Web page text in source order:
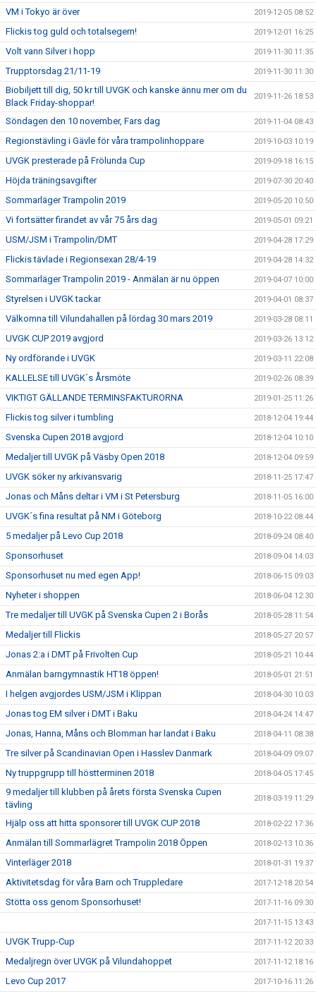
VM i Tokyo är över 2019-12-05 08:52
Flickis tog guld och totalsegern! 2019-12-01 16:25
Volt vann Silver i hopp 2019-11-30 11:35
Trupptorsdag 21/11-19 2019-11-30 11:30
Biobiljett till dig, 50 kr till UVGK och kanske ännu mer om du
Black Friday-shoppar!
2019-11-26 18:53
Söndagen den 10 november, Fars dag 2019-11-04 08:43
Regionstävling i Gävle för våra trampolinhoppare 2019-10-03 10:19
UVGK presterade på Frölunda Cup 2019-09-18 16:15
Höjda träningsavgifter 2019-07-30 20:40
Sommarläger Trampolin 2019 2019-05-20 10:50
Vi fortsätter firandet av vår 75 års dag 2019-05-01 09:21
USM/JSM i Trampolin/DMT 2019-04-28 17:29
Flickis tävlade i Regionsexan 28/4-19 2019-04-28 14:32
Sommarläger Trampolin 2019 - Anmälan är nu öppen 2019-04-07 10:00
Styrelsen i UVGK tackar 2019-04-01 08:37
Välkomna till Vilundahallen på lördag 30 mars 2019 2019-03-28 08:11
UVGK CUP 2019 avgjord 2019-03-26 13:12
Ny ordförande i UVGK 2019-03-11 22:08
KALLELSE till UVGK´s Årsmöte 2019-02-26 08:39
VIKTIGT GÄLLANDE TERMINSFAKTURORNA 2019-01-25 11:26
Flickis tog silver i tumbling 2018-12-04 19:44
Svenska Cupen 2018 avgjord 2018-12-04 10:10
Medaljer till UVGK på Väsby Open 2018 2018-12-04 09:59
UVGK söker ny arkivansvarig 2018-11-25 17:47
Jonas och Måns deltar i VM i St Petersburg 2018-11-05 16:00
UVGK´s fina resultat på NM i Göteborg 2018-10-22 08:44
5 medaljer på Levo Cup 2018 2018-09-24 08:40
Sponsorhuset 2018-09-04 14:03
Sponsorhuset nu med egen App! 2018-06-15 09:03
Nyheter i shoppen 2018-06-04 12:30
Tre medaljer till UVGK på Svenska Cupen 2 i Borås 2018-05-28 11:54
Medaljer till Flickis 2018-05-27 20:57
Jonas 2:a i DMT på Frivolten Cup 2018-05-21 10:44
Anmälan barngymnastik HT18 öppen! 2018-05-01 21:51
I helgen avgjordes USM/JSM i Klippan 2018-04-30 10:03
Jonas tog EM silver i DMT i Baku 2018-04-24 14:47
Jonas, Hanna, Måns och Blomman har landat i Baku 2018-04-11 08:38
Tre silver på Scandinavian Open i Hasslev Danmark 2018-04-09 09:07
Ny truppgrupp till höstterminen 2018 2018-04-05 17:45
9 medaljer till klubben på årets första Svenska Cupen
tävling
2018-03-19 11:29
Hjälp oss att hitta sponsorer till UVGK CUP 2018 2018-02-22 17:36
Anmälan till Sommarlägret Trampolin 2018 Öppen 2018-02-13 10:36
Vinterläger 2018 2018-01-31 19:37
Aktivitetsdag för våra Barn och Truppledare 2017-12-18 20:54
Stötta oss genom Sponsorhuset! 2017-11-16 09:30
2017-11-15 13:43
UVGK Trupp-Cup 2017-11-12 20:33
Medaljregn över UVGK på Vilundahoppet 2017-11-12 18:16
Levo Cup 2017 2017-10-16 11:26